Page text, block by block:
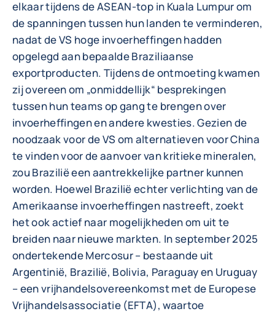
elkaar tijdens de ASEAN-top in Kuala Lumpur om
de spanningen tussen hun landen te verminderen,
nadat de VS hoge invoerheffingen hadden
opgelegd aan bepaalde Braziliaanse
exportproducten. Tijdens de ontmoeting kwamen
zij overeen om „onmiddellijk“ besprekingen
tussen hun teams op gang te brengen over
invoerheffingen en andere kwesties. Gezien de
noodzaak voor de VS om alternatieven voor China
te vinden voor de aanvoer van kritieke mineralen,
zou Brazilië een aantrekkelijke partner kunnen
worden. Hoewel Brazilië echter verlichting van de
Amerikaanse invoerheffingen nastreeft, zoekt
het ook actief naar mogelijkheden om uit te
breiden naar nieuwe markten. In september 2025
ondertekende Mercosur – bestaande uit
Argentinië, Brazilië, Bolivia, Paraguay en Uruguay
– een vrijhandelsovereenkomst met de Europese
Vrijhandelsassociatie (EFTA), waartoe